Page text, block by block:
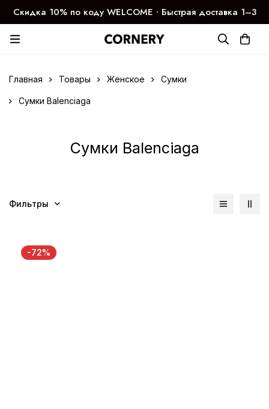
Скидка 10% по коду WELCOME ∙ Быстрая доставка 1–3
дня
Главная Товары Женское Сумки
Сумки Balenciaga
Сумки Balenciaga
Фильтры
-72%